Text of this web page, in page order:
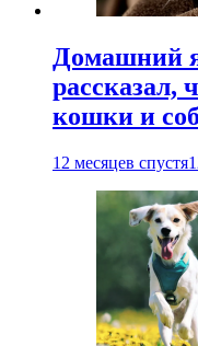
Домашний
рассказал,
кошки и
12 месяцев спустя